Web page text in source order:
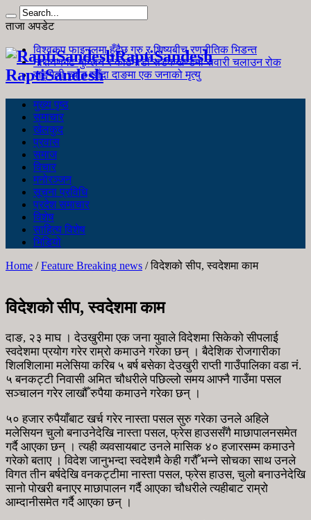
ताजा अपडेट
विश्वकप फाइनलमा हुँदैछ गुरु र शिष्यबीच रणनीतिक भिडन्त
नारायणगढ-मुग्लिन र काठमाडौं सडकखण्डमा सवारी चलाउन रोक
जङ्गली च्याउ खाँदा दाङमा एक जनाको मृत्यु
RaptiSandesh
RaptiSandesh
मुख्य पृष्ठ
समाचार
खेलकुद
प्रवास
समाज
विचार
मनोरञ्जन
सूचना प्रविधि
प्रदेश समाचार
विशेष
साहित्य विशेष
भिडियो
Home /Feature Breaking news /विदेशको सीप, स्वदेशमा काम
विदेशको सीप, स्वदेशमा काम
दाङ, २३ माघ । देउखुरीमा एक जना युवाले विदेशमा सिकेको सीपलाई
स्वदेशमा प्रयोग गरेर राम्रो कमाउने गरेका छन् । बैदेशिक रोजगारीका
शिलशिलामा मलेसिया करिब ५ बर्ष बसेका देउखुरी राप्ती गाउँपालिका वडा नं.
५ बनकट्टी निवासी अमित चौधरीले पछिल्लो समय आफ्नै गाउँमा पसल
सञ्चालन गरेर लाखौँ रुपैया कमाउने गरेका छन् ।
५० हजार रुपैयाँबाट खर्च गरेर नास्ता पसल सुरु गरेका उनले अहिले
मलेसियन चुलो बनाउनेदेखि नास्ता पसल, फ्रेस हाउससँगै माछापालनसमेत
गर्दै आएका छन् । त्यही व्यवसायबाट उनले मासिक ४० हजारसम्म कमाउने
गरेको बताए । विदेश जानुभन्दा स्वदेशमै केही गरौँ भन्ने सोचका साथ उनले
विगत तीन बर्षदेखि वनकट्टीमा नास्ता पसल, फ्रेस हाउस, चुलो बनाउनेदेखि
सानो पोखरी बनाएर माछापालन गर्दै आएका चौधरीले त्यहीबाट राम्रो
आम्दानीसमेत गर्दै आएका छन् ।